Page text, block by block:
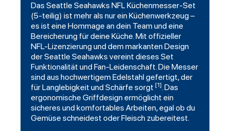
Das Seattle Seahawks NFL Küchenmesser-Set
(5-teilig) ist mehr als nur ein Küchenwerkzeug –
es ist eine Hommage an dein Team und eine
Bereicherung für deine Küche. Mit offizieller
NFL-Lizenzierung und dem markanten Design
der Seattle Seahawks vereint dieses Set
Funktionalität und Fan-Leidenschaft. Die Messer
sind aus hochwertigem Edelstahl gefertigt, der
für Langlebigkeit und Schärfe sorgt [1]. Das
ergonomische Griffdesign ermöglicht ein
sicheres und komfortables Arbeiten, egal ob du
Gemüse schneidest oder Fleisch zubereitest.